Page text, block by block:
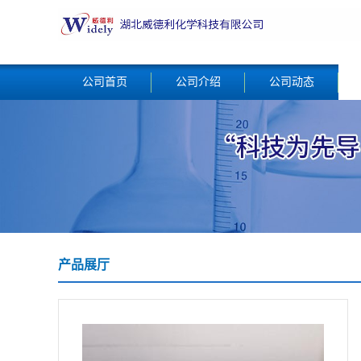
公司首页 公司介绍 公司动态
产品展厅